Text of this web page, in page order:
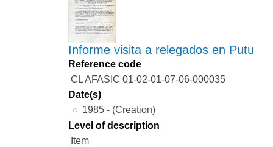
Informe visita a relegados en Putu
Reference code
CL AFASIC 01-02-01-07-06-000035
Date(s)
1985 - (Creation)
Level of description
Item